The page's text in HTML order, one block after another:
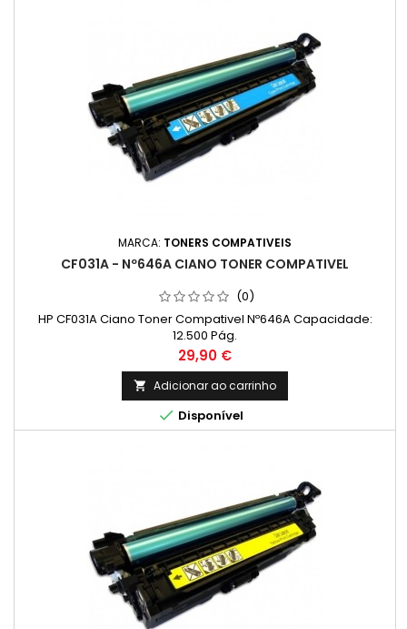
MARCA: TONERS COMPATIVEIS
CF031A - Nº646A CIANO TONER COMPATIVEL
(0)
HP CF031A Ciano Toner Compativel Nº646A Capacidade:
12.500 Pág.
Preço
29,90 €
 Adicionar ao carrinho
 Disponível